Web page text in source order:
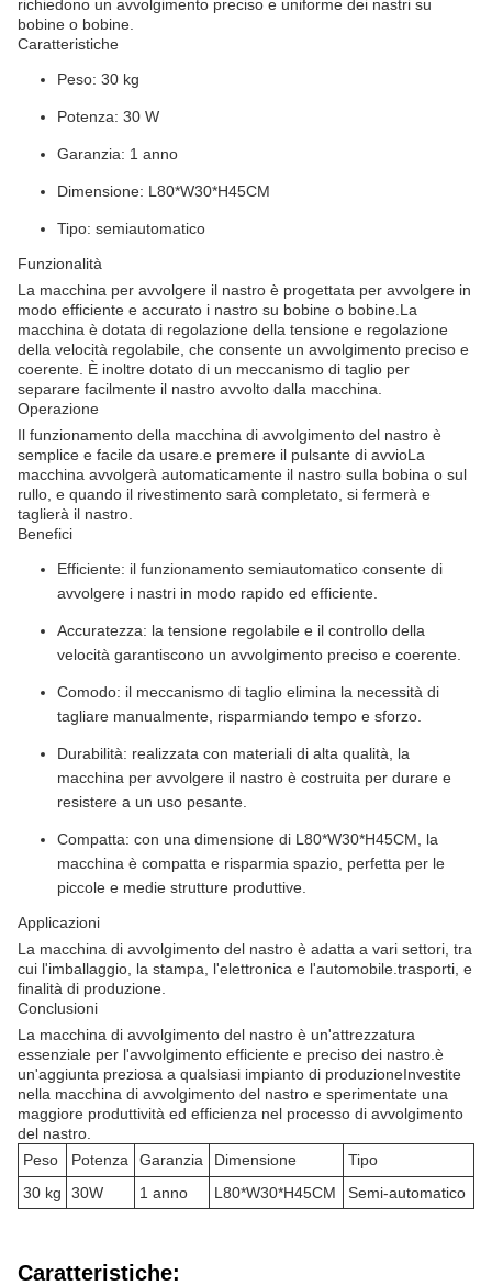
richiedono un avvolgimento preciso e uniforme dei nastri su
bobine o bobine.
Caratteristiche
Peso: 30 kg
Potenza: 30 W
Garanzia: 1 anno
Dimensione: L80*W30*H45CM
Tipo: semiautomatico
Funzionalità
La macchina per avvolgere il nastro è progettata per avvolgere in
modo efficiente e accurato i nastro su bobine o bobine.La
macchina è dotata di regolazione della tensione e regolazione
della velocità regolabile, che consente un avvolgimento preciso e
coerente. È inoltre dotato di un meccanismo di taglio per
separare facilmente il nastro avvolto dalla macchina.
Operazione
Il funzionamento della macchina di avvolgimento del nastro è
semplice e facile da usare.e premere il pulsante di avvioLa
macchina avvolgerà automaticamente il nastro sulla bobina o sul
rullo, e quando il rivestimento sarà completato, si fermerà e
taglierà il nastro.
Benefici
Efficiente: il funzionamento semiautomatico consente di
avvolgere i nastri in modo rapido ed efficiente.
Accuratezza: la tensione regolabile e il controllo della
velocità garantiscono un avvolgimento preciso e coerente.
Comodo: il meccanismo di taglio elimina la necessità di
tagliare manualmente, risparmiando tempo e sforzo.
Durabilità: realizzata con materiali di alta qualità, la
macchina per avvolgere il nastro è costruita per durare e
resistere a un uso pesante.
Compatta: con una dimensione di L80*W30*H45CM, la
macchina è compatta e risparmia spazio, perfetta per le
piccole e medie strutture produttive.
Applicazioni
La macchina di avvolgimento del nastro è adatta a vari settori, tra
cui l'imballaggio, la stampa, l'elettronica e l'automobile.trasporti, e
finalità di produzione.
Conclusioni
La macchina di avvolgimento del nastro è un'attrezzatura
essenziale per l'avvolgimento efficiente e preciso dei nastro.è
un'aggiunta preziosa a qualsiasi impianto di produzioneInvestite
nella macchina di avvolgimento del nastro e sperimentate una
maggiore produttività ed efficienza nel processo di avvolgimento
del nastro.
Peso
Potenza Garanzia Dimensione
Tipo
30 kg
30W 1 anno L80*W30*H45CM Semi-automatico
Caratteristiche: